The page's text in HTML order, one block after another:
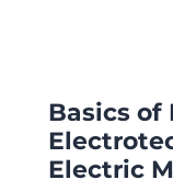
Basics of
Electric